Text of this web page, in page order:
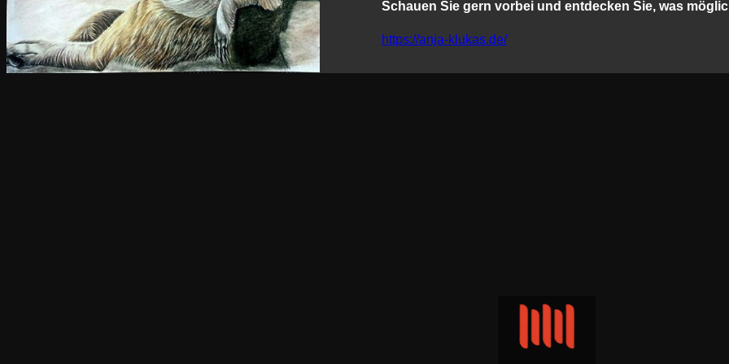
Schauen Sie gern vorbei und entdecken Sie, was
https://anja-klukas.de/